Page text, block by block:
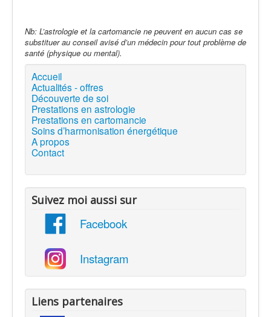
Nb: L’astrologie et la cartomancie ne peuvent en aucun cas se
substituer au conseil avisé d’un médecin pour tout problème de
santé (physique ou mental).
Accueil
Actualités - offres
Découverte de soi
Prestations en astrologie
Prestations en cartomancie
Soins d’harmonisation énergétique
A propos
Contact
Suivez moi aussi sur
Facebook
Instagram
Liens partenaires